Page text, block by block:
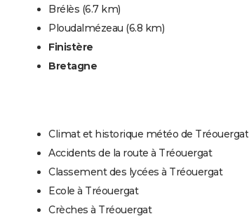
Brélès (6.7 km)
Ploudalmézeau (6.8 km)
Finistère
Bretagne
Climat et historique météo de Tréouergat
Accidents de la route à Tréouergat
Classement des lycées à Tréouergat
Ecole à Tréouergat
Crèches à Tréouergat